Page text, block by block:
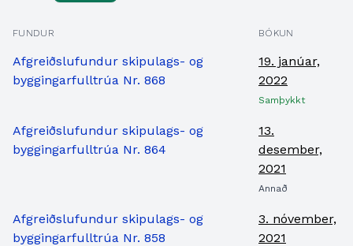
FUNDUR BÓKUN
Afgreiðslufundur skipulags- og
byggingarfulltrúa Nr. 868
19. janúar,
2022
Samþykkt
Afgreiðslufundur skipulags- og
byggingarfulltrúa Nr. 864
13.
desember,
2021
Annað
Afgreiðslufundur skipulags- og
byggingarfulltrúa Nr. 858
3. nóvember,
2021